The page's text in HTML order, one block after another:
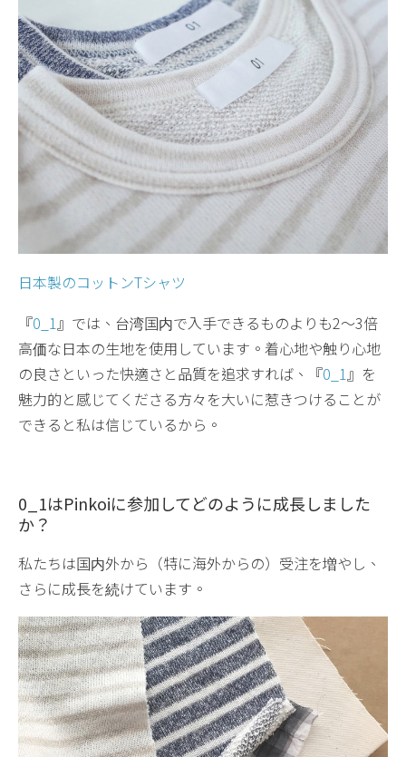
日本製のコットンTシャツ
『0_1』では、台湾国内で入手できるものよりも2〜3倍
高価な日本の生地を使用しています。着心地や触り心地
の良さといった快適さと品質を追求すれば、『0_1』を
魅力的と感じてくださる方々を大いに惹きつけることが
できると私は信じているから。
0_1はPinkoiに参加してどのように成長しました
か？
私たちは国内外から（特に海外からの）受注を増やし、
さらに成長を続けています。